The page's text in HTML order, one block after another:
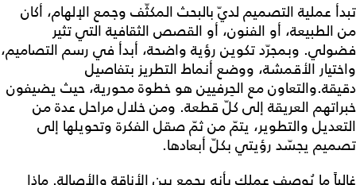
تبدأ عملية التصميم لديّ بالبحث المكثّف وجمع الإلهام، أكان
من الطبيعة، أو الفنون، أو القصص الثقافية التي تثير
فضولي. وبمجرّد تكوين رؤية واضحة، أبدأ في رسم التصاميم،
واختيار الأقمشة، ووضع أنماط التطريز بتفاصيل
دقيقة.والتعاون مع الحِرفيين هو خطوة محورية، حيث يضيفون
خبراتهم العريقة إلى كلّ قطعة. ومن خلال مراحل عدة من
التعديل والتطوير، يتمّ من ثمّ صقل الفكرة وتحويلها إلى
تصميم يجسّد رؤيتي بكلّ أبعادها.
غالباً ما يُوصف عملكِ بأنه يجمع بين الأناقة والأصالة. ماذا